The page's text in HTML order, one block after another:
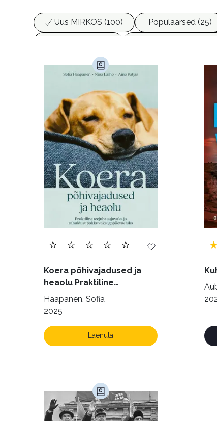
Uus MIRKOS (100) Populaarsed (25)
Kunst ja looming (86)
Laste- ja
Maamajandus (24)
Siseturvalisus (34)
Sport (52)
Ulme ja fantaasia (244)
Vabakasutus
Koera põhivajadused ja
heaolu Praktiline
käsiraamat sujuvaks ja
rahuldust pakkuvaks
Haapanen, Sofia
2025
Laenuta